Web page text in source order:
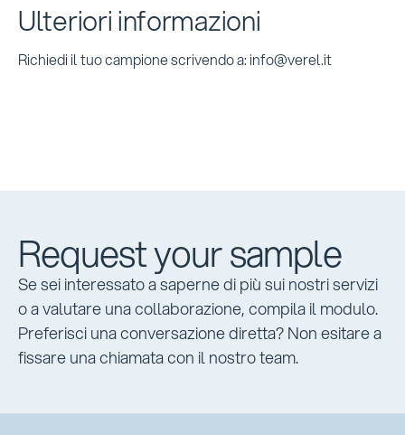
Ulteriori informazioni
Richiedi il tuo campione scrivendo a: info@verel.it
Request your sample
Se sei interessato a saperne di più sui nostri servizi
o a valutare una collaborazione, compila il modulo.
Preferisci una conversazione diretta? Non esitare a
fissare una chiamata con il nostro team.